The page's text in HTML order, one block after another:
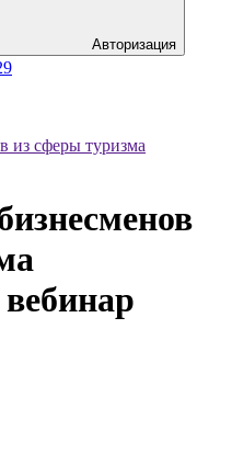
Авторизация
из сферы туризма